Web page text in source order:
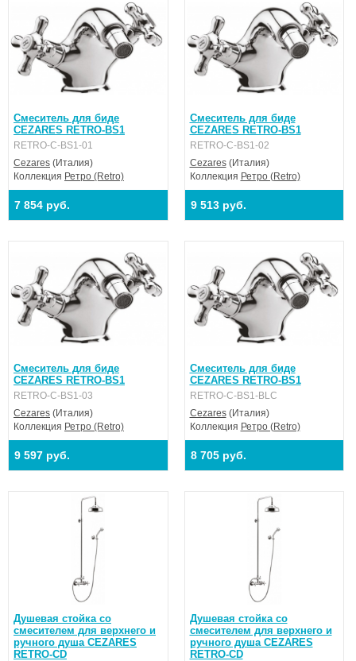
Смеситель для биде
CEZARES RETRO-BS1
RETRO-C-BS1-01
Cezares (Италия)
Коллекция Ретро (Retro)
7 854 руб.
Смеситель для биде
CEZARES RETRO-BS1
RETRO-C-BS1-02
Cezares(Италия)
Коллекция Ретро (Retro)
9 513 руб.
Смеситель для биде
CEZARES RETRO-BS1
RETRO-C-BS1-03
Cezares (Италия)
Коллекция Ретро (Retro)
9 597 руб.
Смеситель для биде
CEZARES RETRO-BS1
RETRO-C-BS1-BLC
Cezares(Италия)
Коллекция Ретро (Retro)
8 705 руб.
Душевая стойка со
смесителем для верхнего и
ручного душа CEZARES
RETRO-CD
Душевая стойка со
смесителем для верхнего и
ручного душа CEZARES
RETRO-CD